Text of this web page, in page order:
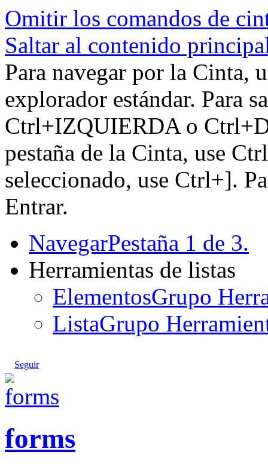
Omitir los comandos de
Saltar al contenido
Para navegar por la Cinta,
explorador estándar. Para
Ctrl+IZQUIERDA o
pestaña de la Cinta, use
seleccionado, use Ctrl+].
Entrar.
NavegarPestaña 1 de 3.
Herramientas de listas
ElementosGrupo
ListaGrupo
Seguir
forms